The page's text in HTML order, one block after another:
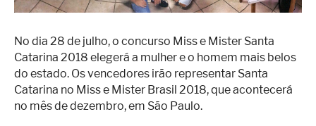
Fisiculturismo
Anabolizantes
Suplementação
Alimentação
No dia 28 de julho, o concurso Miss e Mister Santa
Catarina 2018 elegerá a mulher e o homem mais belos
do estado. Os vencedores irão representar Santa
Catarina no Miss e Mister Brasil 2018, que acontecerá
no mês de dezembro, em São Paulo.